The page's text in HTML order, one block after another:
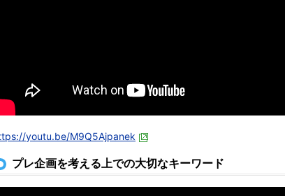
youtu.be/M9Q5Ajpanek
プレ企画を考える上での大切なキーワード